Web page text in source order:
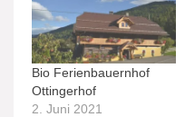
Bio Ferienbauernhof
Ottingerhof
2. Juni 2021